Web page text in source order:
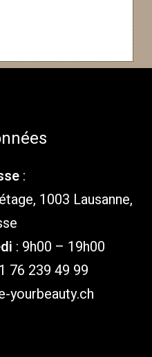
:
1003 Lausanne,
: 9h00 – 19h00
76 239 49 99
yourbeauty.ch